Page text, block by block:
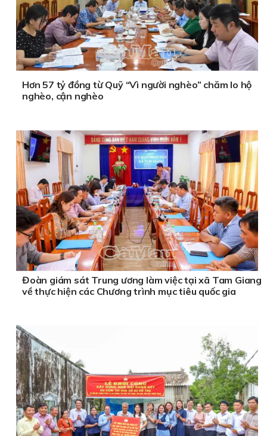
Hơn 57 tỷ đồng từ Quỹ “Vì người nghèo” chăm lo hộ
nghèo, cận nghèo
Đoàn giám sát Trung ương làm việc tại xã Tam Giang
về thực hiện các Chương trình mục tiêu quốc gia